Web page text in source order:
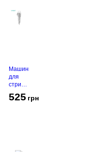
Машинка
для
стрижки
VGR V-
130
525 грн